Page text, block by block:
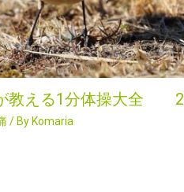
教える1分体操大全 2
/ By Komaria